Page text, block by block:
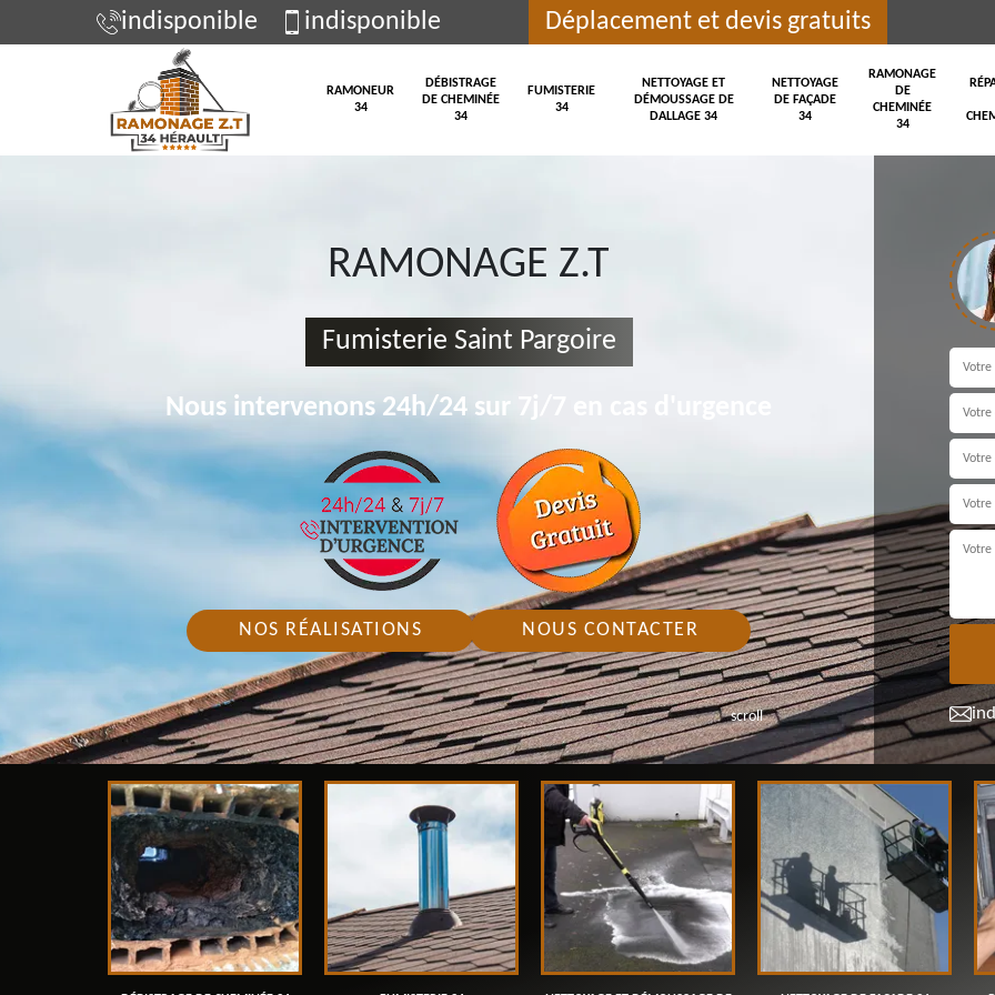
indisponible indisponible Déplacement et devis gratuits
RAMONEUR
34
DÉBISTRAGE
DE CHEMINÉE
34
FUMISTERIE
34
NETTOYAGE ET
DÉMOUSSAGE DE
DALLAGE 34
NETTOYAGE
DE FAÇADE
34
RAMONAGE
DE
CHEMINÉE
34
scroll
RAMONAGE Z.T
Fumisterie Saint Pargoire
Nous intervenons 24h/24 sur 7j/7 en cas d'urgence
NOS RÉALISATIONS NOUS CONTACTER